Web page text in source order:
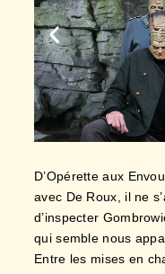
D’Opérette aux
avec De Roux, il ne
d’inspecter
qui semble nous
Entre les mises en